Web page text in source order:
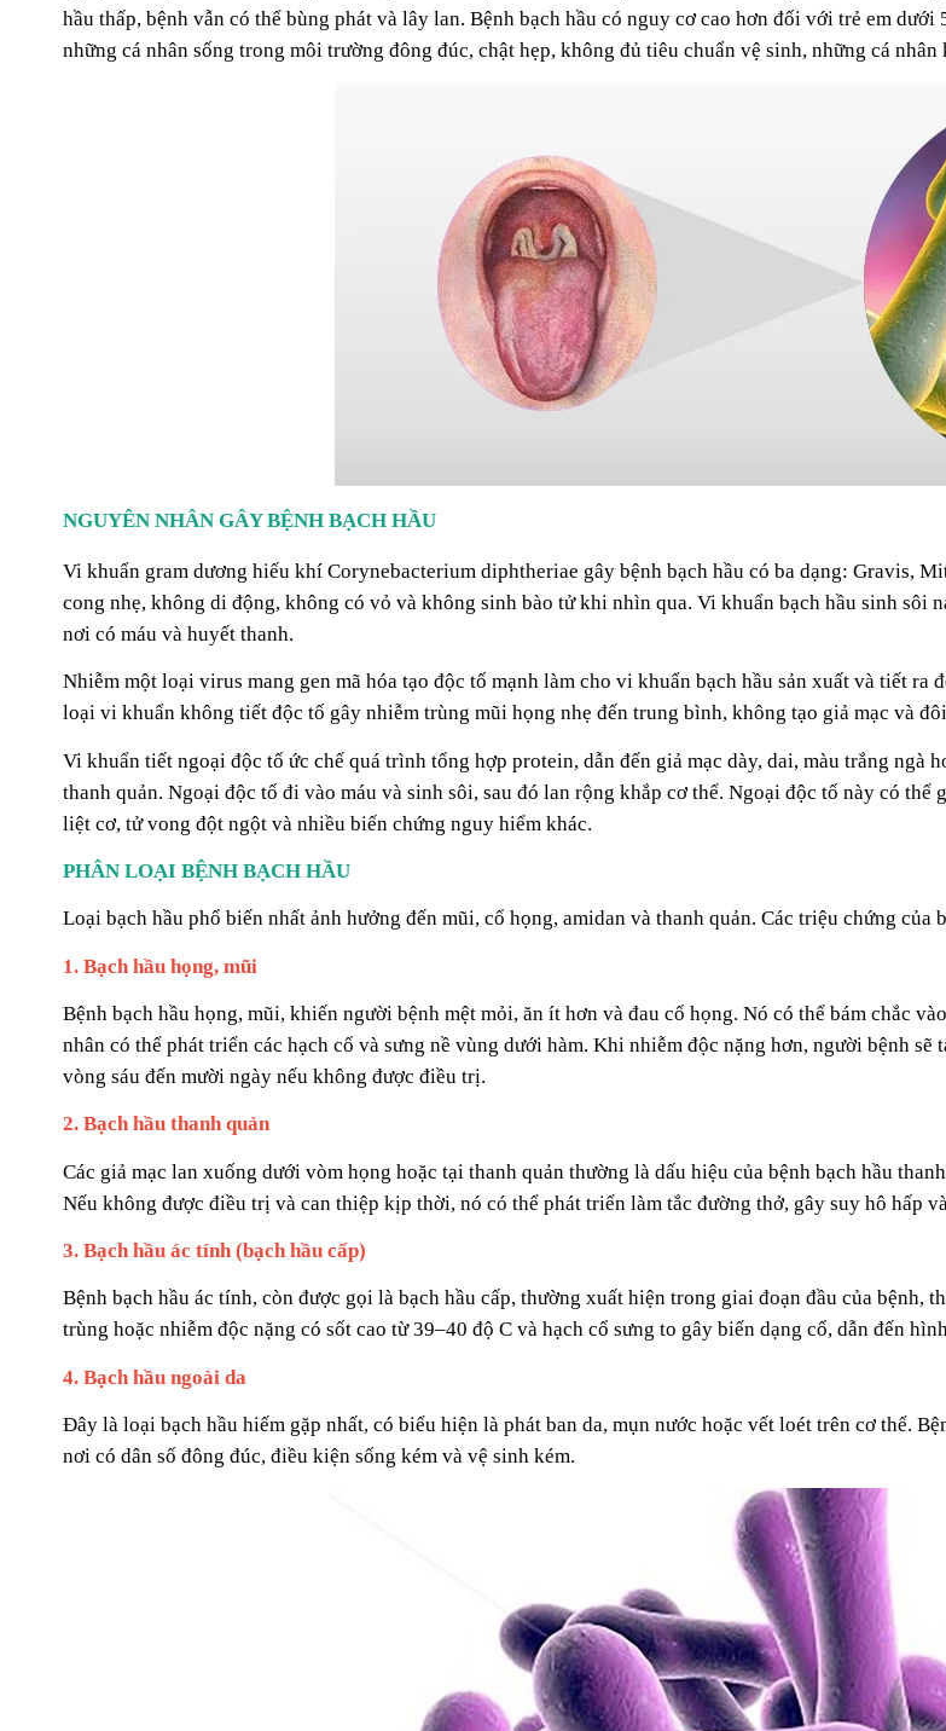
hầu thấp, bệnh vẫn có thể bùng phát và lây lan. Bệnh bạch hầu có nguy cơ cao hơn đối với trẻ em
những cá nhân sống trong môi trường đông đúc, chật hẹp, không đủ tiêu chuẩn vệ sinh, những cá
NGUYÊN NHÂN GÂY BỆNH BẠCH HẦU
Vi khuẩn gram dương hiếu khí Corynebacterium diphtheriae gây bệnh bạch hầu có ba dạng: Gravis,
cong nhẹ, không di động, không có vỏ và không sinh bào tử khi nhìn qua. Vi khuẩn bạch hầu sinh sôi
nơi có máu và huyết thanh.
Nhiễm một loại virus mang gen mã hóa tạo độc tố mạnh làm cho vi khuẩn bạch hầu sản xuất và tiết
loại vi khuẩn không tiết độc tố gây nhiễm trùng mũi họng nhẹ đến trung bình, không tạo giả mạc và
Vi khuẩn tiết ngoại độc tố ức chế quá trình tổng hợp protein, dẫn đến giả mạc dày, dai, màu trắng ngà
thanh quản. Ngoại độc tố đi vào máu và sinh sôi, sau đó lan rộng khắp cơ thể. Ngoại độc tố này có
liệt cơ, tử vong đột ngột và nhiều biến chứng nguy hiểm khác.
PHÂN LOẠI BỆNH BẠCH HẦU
Loại bạch hầu phổ biến nhất ảnh hưởng đến mũi, cổ họng, amidan và thanh quản. Các triệu chứng
1. Bạch hầu họng, mũi
Bệnh bạch hầu họng, mũi, khiến người bệnh mệt mỏi, ăn ít hơn và đau cổ họng. Nó có thể bám chắc
nhân có thể phát triển các hạch cổ và sưng nề vùng dưới hàm. Khi nhiễm độc nặng hơn, người bệnh
vòng sáu đến mười ngày nếu không được điều trị.
2. Bạch hầu thanh quản
Các giả mạc lan xuống dưới vòm họng hoặc tại thanh quản thường là dấu hiệu của bệnh bạch hầu
Nếu không được điều trị và can thiệp kịp thời, nó có thể phát triển làm tắc đường thở, gây suy hô hấp
3. Bạch hầu ác tính (bạch hầu cấp)
Bệnh bạch hầu ác tính, còn được gọi là bạch hầu cấp, thường xuất hiện trong giai đoạn đầu của
trùng hoặc nhiễm độc nặng có sốt cao từ 39–40 độ C và hạch cổ sưng to gây biến dạng cổ, dẫn đến
4. Bạch hầu ngoài da
Đây là loại bạch hầu hiếm gặp nhất, có biểu hiện là phát ban da, mụn nước hoặc vết loét trên cơ thể.
nơi có dân số đông đúc, điều kiện sống kém và vệ sinh kém.